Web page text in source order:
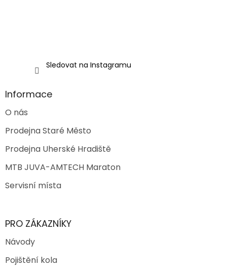
Sledovat na Instagramu
Informace
O nás
Prodejna Staré Město
Prodejna Uherské Hradiště
MTB JUVA-AMTECH Maraton
Servisní místa
PRO ZÁKAZNÍKY
Návody
Pojištění kola